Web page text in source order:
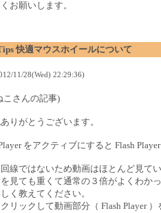
お願いします。
快適マウスホイールについて
11/28(Wed) 22:29:36)
こさんの記事)
りがとうございます。
をアクティブにすると Flash
線ではないため動画はほとんど見てい
見ても重くて通常の３倍がよくわかっ
く教えてください。
リックして動画部分（ Flash Player